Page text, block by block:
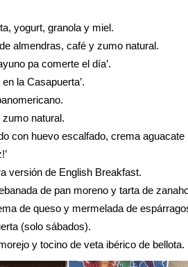
yogurt, granola y miel.
almendras, café y zumo natural.
pa comerte el día’.
la Casapuerta’.
natural.
con huevo escalfado, crema
versión de English Breakfast.
de pan moreno y tarta de
de queso y mermelada de
(solo sábados).
y tocino de veta ibérico de bellota.